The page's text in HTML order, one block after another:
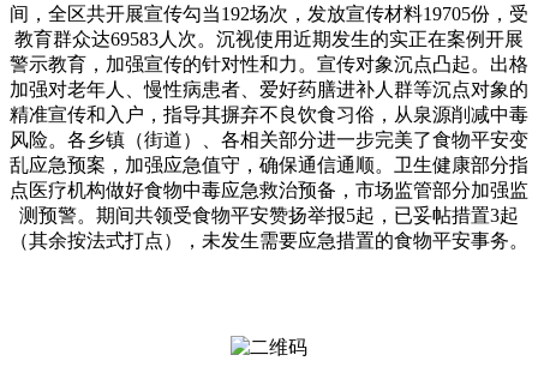
间，全区共开展宣传勾当192场次，发放宣传材料19705份，受
教育群众达69583人次。沉视使用近期发生的实正在案例开展
警示教育，加强宣传的针对性和力。宣传对象沉点凸起。出格
加强对老年人、慢性病患者、爱好药膳进补人群等沉点对象的
精准宣传和入户，指导其摒弃不良饮食习俗，从泉源削减中毒
风险。各乡镇（街道）、各相关部分进一步完美了食物平安变
乱应急预案，加强应急值守，确保通信通顺。卫生健康部分指
点医疗机构做好食物中毒应急救治预备，市场监管部分加强监
测预警。期间共领受食物平安赞扬举报5起，已妥帖措置3起
（其余按法式打点），未发生需要应急措置的食物平安事务。